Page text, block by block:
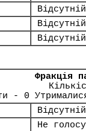
Відсутній
Відсутній
Відсутній
Фракція
- 0
Відсутній
Не